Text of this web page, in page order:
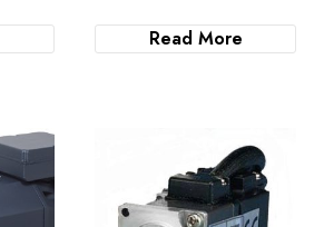
Read More